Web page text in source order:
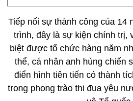
Tiếp nối sự thành công của 14
trình, đây là sự kiện chính trị,
biệt được tổ chức hàng năm
thể, cá nhân anh hùng chiến
điển hình tiên tiến có thành
trong phong trào thi đua yêu